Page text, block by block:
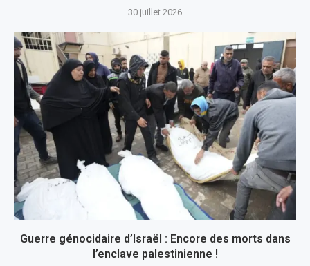
30 juillet 2026
Guerre génocidaire d’Israël : Encore des morts dans
l’enclave palestinienne !